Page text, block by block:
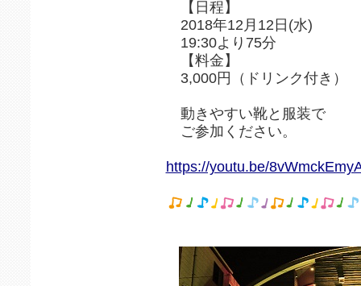
【日程】
2018年12月12日(水)
19:30より75分
【料金】
3,000円（ドリンク付き）
動きやすい靴と服装で
ご参加ください。
https://youtu.be/